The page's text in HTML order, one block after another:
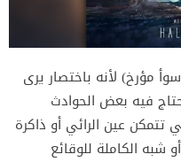
مؤرخ) لأنه باختصار يرى
فيه بعض الحوادث
عين الرائي أو ذاكرة
شبه الكاملة للوقائع